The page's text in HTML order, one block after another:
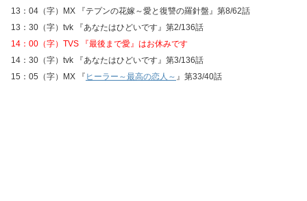
13：04（字）MX 『テプンの花嫁～愛と復讐の羅針盤』第8/62話
13：30（字）tvk 『あなたはひどいです』第2/136話
14：00（字）TVS 『最後まで愛』はお休みです
14：30（字）tvk 『あなたはひどいです』第3/136話
15：05（字）MX 『 ヒーラー～最高の恋人～ 』第33/40話